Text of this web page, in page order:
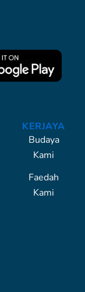
KERJAYA
Budaya
Kami
Faedah
Kami